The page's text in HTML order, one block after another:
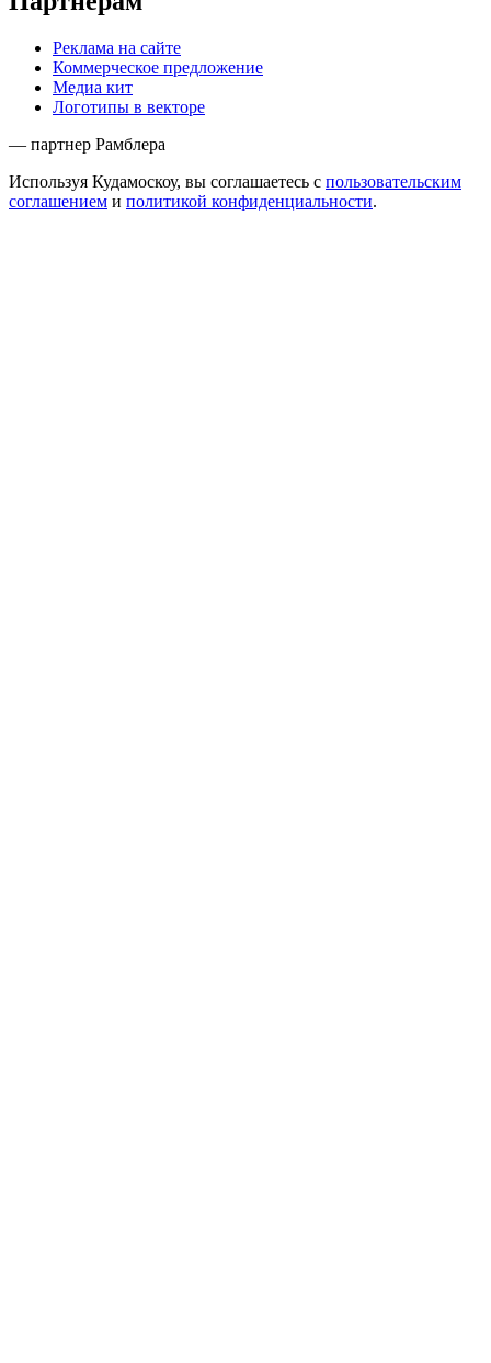
Реклама на сайте
Коммерческое предложение
Медиа кит
Логотипы в векторе
— партнер Рамблера
Используя Кудамоскоу, вы соглашаетесь с пользовательским
соглашением и политикой конфиденциальности.